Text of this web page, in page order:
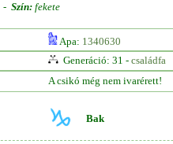
- Szín: fekete
Apa: 1340630
Generáció: 31 - családfa
A csikó még nem ivarérett!
Bak